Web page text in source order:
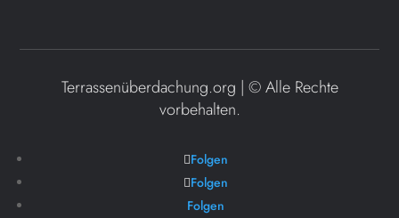
Terrassenüberdachung.org | ©Alle Rechte
vorbehalten.
Folgen
Folgen
Folgen